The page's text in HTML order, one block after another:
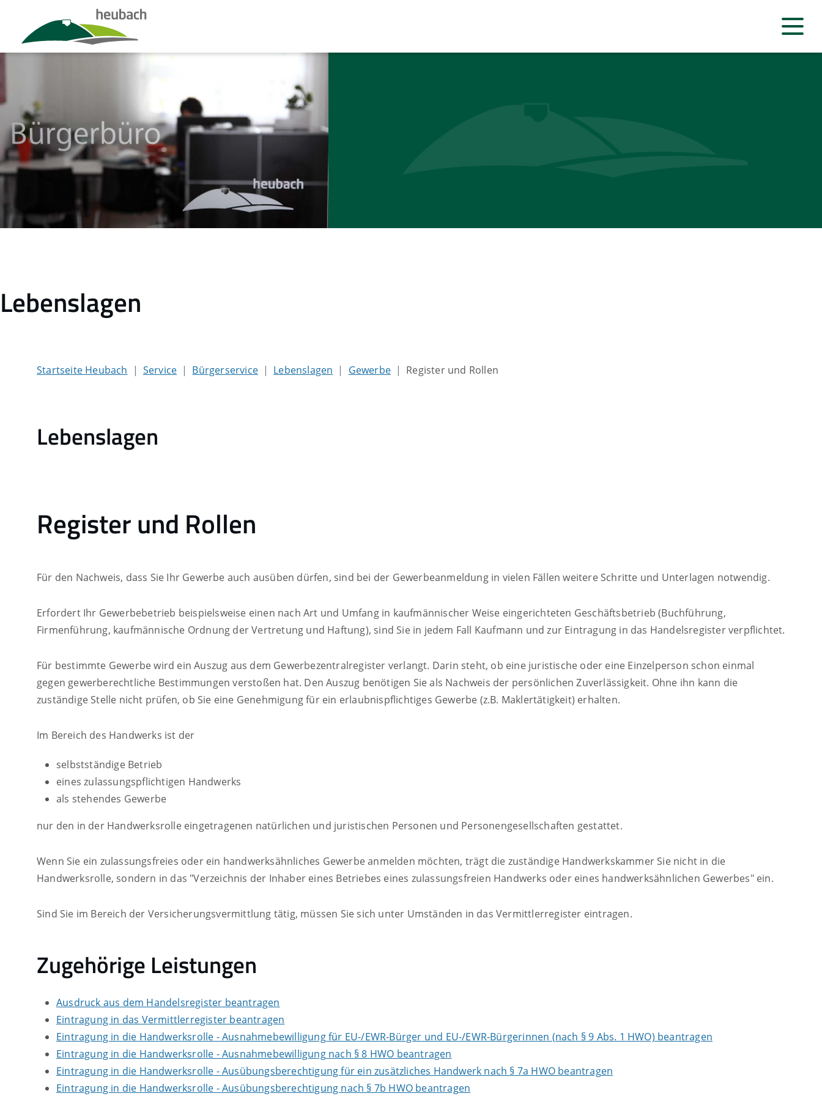
Lebenslagen
Startseite Heubach Service Bürgerservice Lebenslagen Gewerbe Register und Rollen
Lebenslagen
Register und Rollen
Für den Nachweis, dass Sie Ihr Gewerbe auch ausüben dürfen, sind bei der Gewerbeanmeldung in vielen Fällen weitere Schritte und Unterlagen notwendig.
Erfordert Ihr Gewerbebetrieb beispielsweise einen nach Art und Umfang in kaufmännischer Weise eingerichteten Geschäftsbetrieb (Buchführung,
Firmenführung, kaufmännische Ordnung der Vertretung und Haftung), sind Sie in jedem Fall Kaufmann und zur Eintragung in das Handelsregister verpflichtet.
Für bestimmte Gewerbe wird ein Auszug aus dem Gewerbezentralregister verlangt. Darin steht, ob eine juristische oder eine Einzelperson schon einmal
gegen gewerberechtliche Bestimmungen verstoßen hat. Den Auszug benötigen Sie als Nachweis der persönlichen Zuverlässigkeit. Ohne ihn kann die
zuständige Stelle nicht prüfen, ob Sie eine Genehmigung für ein erlaubnispflichtiges Gewerbe (z.B. Maklertätigkeit) erhalten.
Im Bereich des Handwerks ist der
selbstständige Betrieb
eines zulassungspflichtigen Handwerks
als stehendes Gewerbe
nur den in der Handwerksrolle eingetragenen natürlichen und juristischen Personen und Personengesellschaften gestattet.
Wenn Sie ein zulassungsfreies oder ein handwerksähnliches Gewerbe anmelden möchten, trägt die zuständige Handwerkskammer Sie nicht in die
Handwerksrolle, sondern in das "Verzeichnis der Inhaber eines Betriebes eines zulassungsfreien Handwerks oder eines handwerksähnlichen Gewerbes" ein.
Sind Sie im Bereich der Versicherungsvermittlung tätig, müssen Sie sich unter Umständen in das Vermittlerregister eintragen.
Zugehörige Leistungen
Ausdruck aus dem Handelsregister beantragen
Eintragung in das Vermittlerregister beantragen
Eintragung in die Handwerksrolle - Ausnahmebewilligung für EU-/EWR-Bürger und EU-/EWR-Bürgerinnen (nach § 9 Abs. 1 HWO) beantragen
Eintragung in die Handwerksrolle - Ausnahmebewilligung nach § 8 HWO beantragen
Eintragung in die Handwerksrolle - Ausübungsberechtigung für ein zusätzliches Handwerk nach § 7a HWO beantragen
Eintragung in die Handwerksrolle - Ausübungsberechtigung nach § 7b HWO beantragen